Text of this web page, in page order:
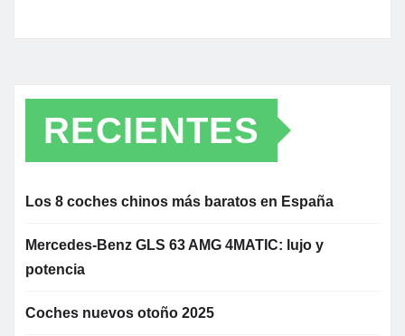
RECIENTES
Los 8 coches chinos más baratos en España
Mercedes-Benz GLS 63 AMG 4MATIC: lujo y
potencia
Coches nuevos otoño 2025